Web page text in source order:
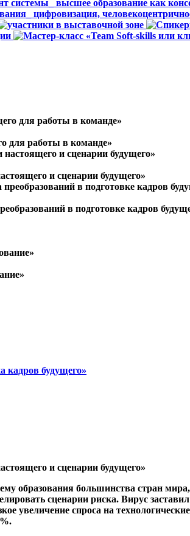
для работы в команде»
и сценарии будущего»
в подготовке кадров
кадров будущего»
и сценарии будущего»
образования большинства стран
сценарии риска. Вирус
увеличение спроса на